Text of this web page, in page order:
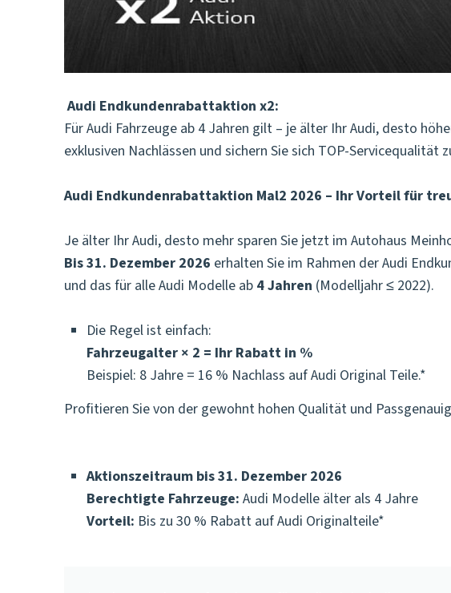
Audi Endkundenrabattaktion x2:
Für Audi Fahrzeuge ab 4 Jahren gilt – je älter Ihr Audi, desto
exklusiven Nachlässen und sichern Sie sich TOP-
Audi Endkundenrabattaktion Mal2 2026 – Ihr Vorteil für
Je älter Ihr Audi, desto mehr sparen Sie jetzt im Autohaus
Bis 31. Dezember 2026 erhalten Sie im Rahmen der Audi
und das für alle Audi Modelle ab 4 Jahren (Modelljahr ≤ 2022).
Die Regel ist einfach:
Fahrzeugalter × 2 = Ihr Rabatt in %
Beispiel: 8 Jahre = 16 % Nachlass auf Audi Original Teile.*
Profitieren Sie von der gewohnt hohen Qualität und
Aktionszeitraum bis 31. Dezember 2026
Berechtigte Fahrzeuge: Audi Modelle älter als 4 Jahre
Vorteil: Bis zu 30 % Rabatt auf Audi Originalteile*